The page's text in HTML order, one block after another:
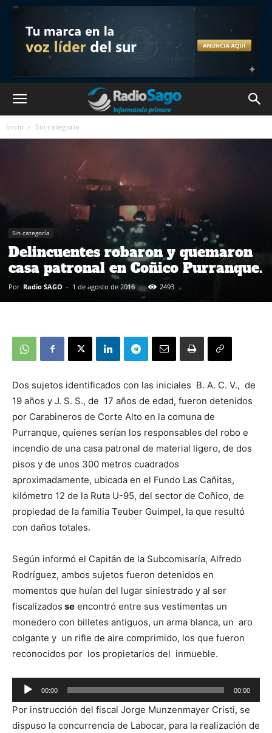
Inicio Sin categoría
Sin categoría
Delincuentes robaron y quemaron
casa patronal en Coñico Purranque.
Por Radio SAGO - 1 de agosto de 2016 2493
Dos sujetos identificados con las iniciales B. A. C. V., de
19 años y J. S. S., de 17 años de edad, fueron detenidos
por Carabineros de Corte Alto en la comuna de
Purranque, quienes serían los responsables del robo e
incendio de una casa patronal de material ligero, de dos
pisos y de unos 300 metros cuadrados
aproximadamente, ubicada en el Fundo Las Cañitas,
kilómetro 12 de la Ruta U-95, del sector de Coñico, de
propiedad de la familia Teuber Guimpel, la que resultó
con daños totales.
Según informó el Capitán de la Subcomisaría, Alfredo
Rodríguez, ambos sujetos fueron detenidos en
momentos que huían del lugar siniestrado y al ser
fiscalizados se encontró entre sus vestimentas un
monedero con billetes antiguos, un arma blanca, un aro
colgante y un rifle de aire comprimido, los que fueron
reconocidos por los propietarios del inmueble.
Reproductor
de
audio
00:00 00:00
Por instrucción del fiscal Jorge Munzenmayer Cristi, se
dispuso la concurrencia de Labocar, para la realización de